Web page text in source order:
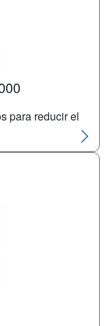
para reducir el